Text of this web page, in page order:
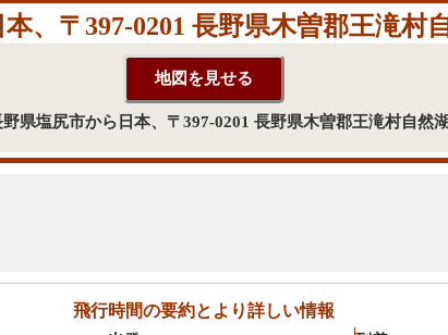
、〒397-0201 長野県木曽郡王滝村
県塩尻市から日本、〒397-0201 長野県木曽郡王滝村自然
飛行時間の要約とより詳しい情報